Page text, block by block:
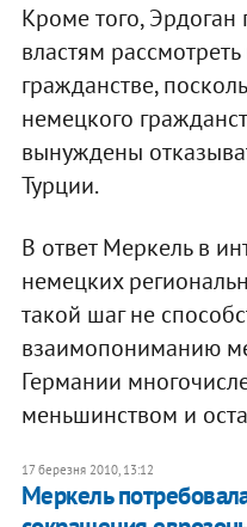
Кроме того,
властям
гражданстве,
немецкого
вынуждены
Турции.
В ответ Меркель в
немецких
такой шаг не
взаимопониманию
Германии
меньшинством и
17 березня 2010, 13:12
Меркель